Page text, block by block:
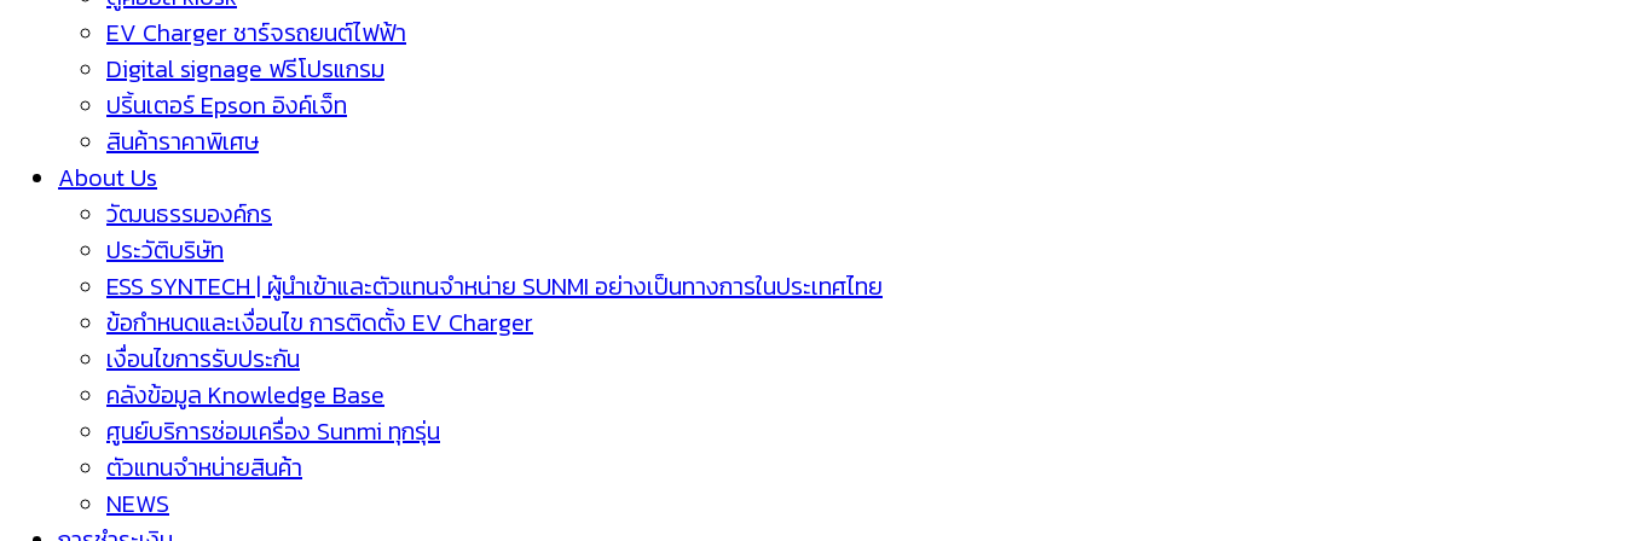
EV Charger ชาร์จรถยนต์ไฟฟ้า
Digital signage ฟรีโปรแกรม
ปริ้นเตอร์ Epson อิงค์เจ็ท
สินค้าราคาพิเศษ
About Us
วัฒนธรรมองค์กร
ประวัติบริษัท
ESS SYNTECH | ผู้นำเข้าและตัวแทนจำหน่าย SUNMI อย่างเป็นทางการในประเทศไทย
ข้อกำหนดและเงื่อนไข การติดตั้ง EV Charger
เงื่อนไขการรับประกัน
คลังข้อมูล Knowledge Base
ศูนย์บริการซ่อมเครื่อง Sunmi ทุกรุ่น
ตัวแทนจำหน่ายสินค้า
NEWS